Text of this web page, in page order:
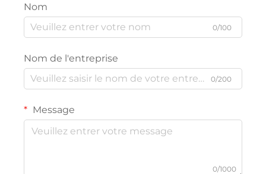
Nom
0/100
Nom de l'entreprise
0/200
Message
0/1000